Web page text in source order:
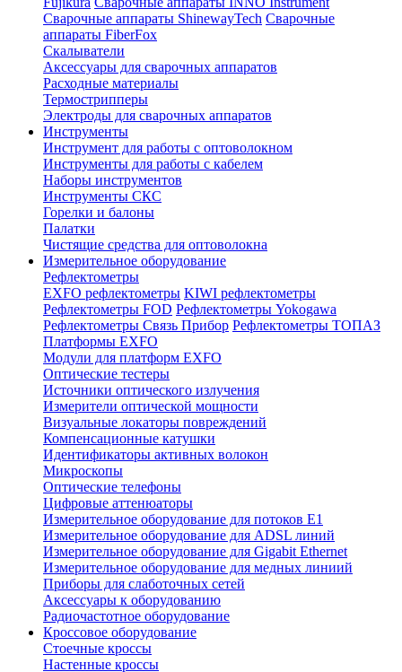
Сварочные аппараты ShinewayTech Cварочные
аппараты FiberFox
Скалыватели
Аксессуары для сварочных аппаратов
Расходные материалы
Термострипперы
Электроды для сварочных аппаратов
Инструменты
Инструмент для работы с оптоволокном
Инструменты для работы с кабелем
Наборы инструментов
Инструменты СКС
Горелки и балоны
Палатки
Чистящие средства для оптоволокна
Измерительное оборудование
Рефлектометры
EXFO рефлектометры KIWI рефлектометры
Рефлектометры FOD Рефлектометры Yokogawa
Рефлектометры Связь Прибор Рефлектометры ТОПАЗ
Платформы EXFO
Модули для платформ EXFO
Оптические тестеры
Источники оптического излучения
Измерители оптической мощности
Визуальные локаторы повреждений
Компенсационные катушки
Идентификаторы активных волокон
Микроскопы
Оптические телефоны
Цифровые аттенюаторы
Измерительное оборудование для потоков Е1
Измерительное оборудование для ADSL линий
Измерительное оборудование для Gigabit Ethernet
Измерительное оборудование для медных линиий
Приборы для слаботочных сетей
Аксессуары к оборудованию
Радиочастотное оборудование
Кроссовое оборудование
Стоечные кроссы
Настенные кроссы